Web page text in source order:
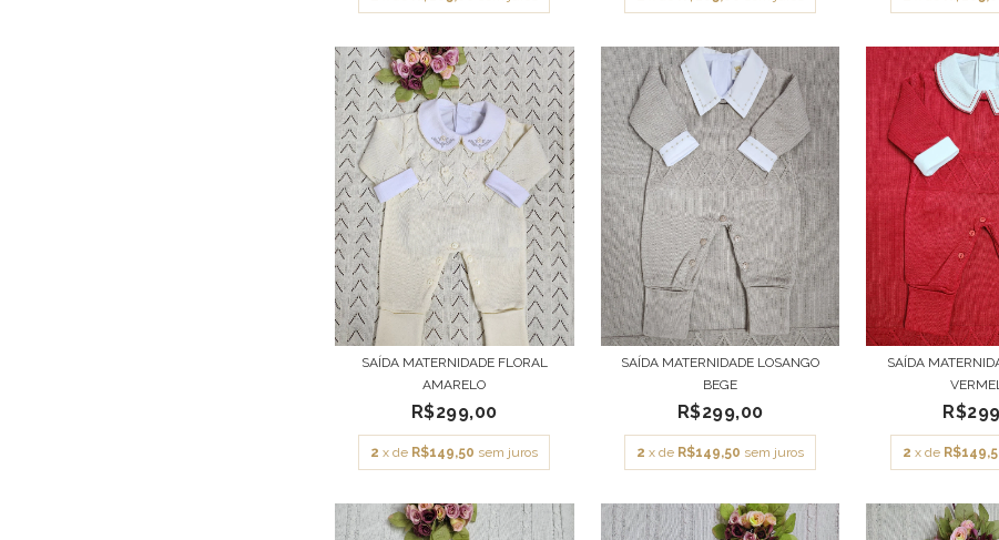
SAÍDA MATERNIDADE FLORAL
AMARELO
R$299,00
2 x de R$149,50 sem juros
SAÍDA MATERNIDADE LOSANGO
BEGE
R$299,00
2 x de R$149,50 sem juros
SAÍDA
2 x de